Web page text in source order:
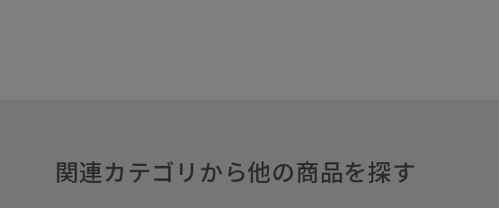
関連カテゴリから他の商品を探す